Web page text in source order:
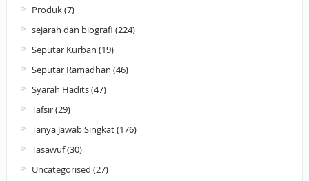
Produk(7)
sejarah dan biografi (224)
Seputar Kurban (19)
Seputar Ramadhan (46)
Syarah Hadits(47)
Tafsir(29)
Tanya Jawab Singkat(176)
Tasawuf(30)
Uncategorised (27)